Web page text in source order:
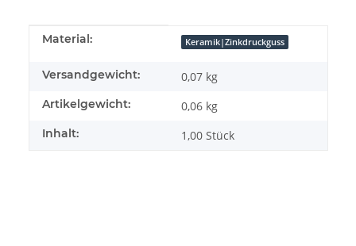
Produkteigenschaft
Wert
Material: Keramik|Zinkdruckguss
Versandgewicht: 0,07 kg
Artikelgewicht: 0,06 kg
Inhalt: 1,00 Stück